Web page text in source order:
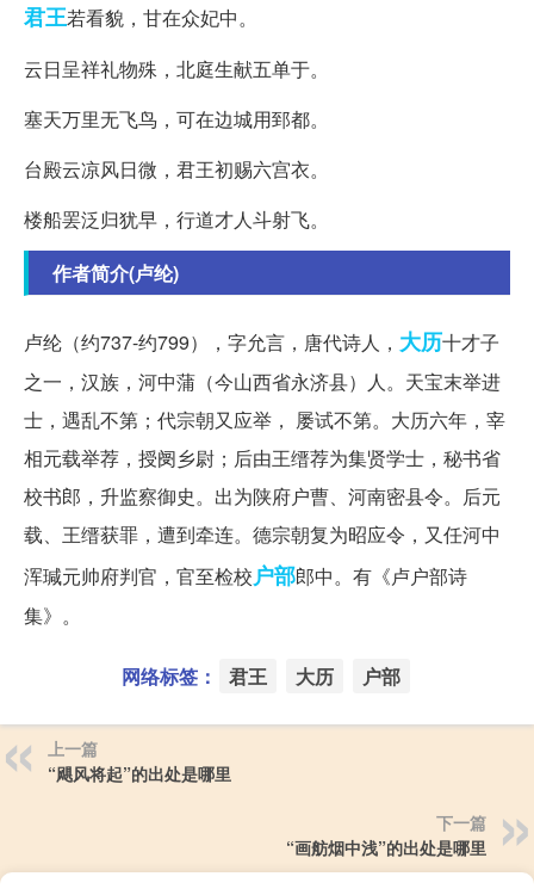
君王若看貌，甘在众妃中。
云日呈祥礼物殊，北庭生献五单于。
塞天万里无飞鸟，可在边城用郅都。
台殿云凉风日微，君王初赐六宫衣。
楼船罢泛归犹早，行道才人斗射飞。
作者简介(卢纶)
卢纶（约737-约799），字允言，唐代诗人， 大历十才子
之一，汉族，河中蒲（今山西省永济县）人。天宝末举进
士，遇乱不第；代宗朝又应举， 屡试不第。大历六年，宰
相元载举荐，授阌乡尉；后由王缙荐为集贤学士，秘书省
校书郎，升监察御史。出为陕府户曹、河南密县令。后元
载、王缙获罪，遭到牵连。德宗朝复为昭应令，又任河中
浑瑊元帅府判官，官至检校户部郎中。有《卢户部诗
集》。
网络标签： 君王 大历 户部
上一篇
“飓风将起”的出处是哪里
下一篇
“画舫烟中浅”的出处是哪里